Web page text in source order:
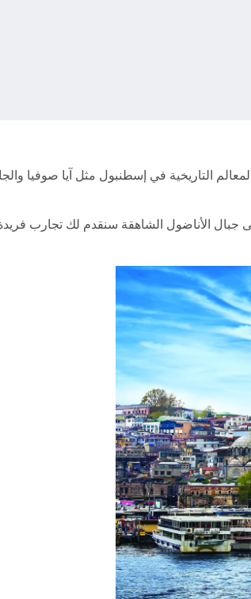
التاريخية في إسطنبول مثل آيا صوفيا
جبال الأناضول الشاهقة سنقدم لك تجارب